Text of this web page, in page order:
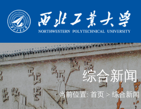
综合新闻
当前位置: 首页 > 综合新闻